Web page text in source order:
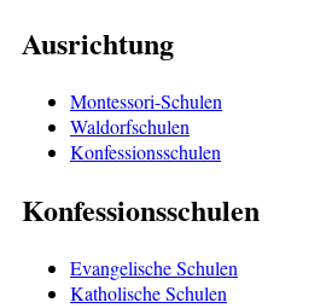
Ausrichtung
Montessori-Schulen
Waldorfschulen
Konfessionsschulen
Konfessionsschulen
Evangelische Schulen
Katholische Schulen